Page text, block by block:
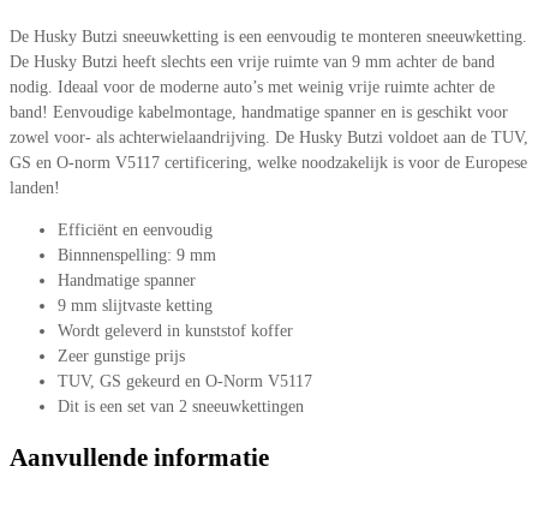
De Husky Butzi sneeuwketting is een eenvoudig te monteren sneeuwketting.
De Husky Butzi heeft slechts een vrije ruimte van 9 mm achter de band
nodig. Ideaal voor de moderne auto’s met weinig vrije ruimte achter de
band! Eenvoudige kabelmontage, handmatige spanner en is geschikt voor
zowel voor- als achterwielaandrijving. De Husky Butzi voldoet aan de TUV,
GS en O-norm V5117 certificering, welke noodzakelijk is voor de Europese
landen!
Efficiënt en eenvoudig
Binnnenspelling: 9 mm
Handmatige spanner
9 mm slijtvaste ketting
Wordt geleverd in kunststof koffer
Zeer gunstige prijs
TUV, GS gekeurd en O-Norm V5117
Dit is een set van 2 sneeuwkettingen
Aanvullende informatie